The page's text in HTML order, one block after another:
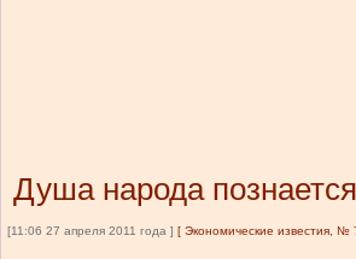
Душа народа
[11:06 27 апреля 2011 года ] [ Экономические известия, №